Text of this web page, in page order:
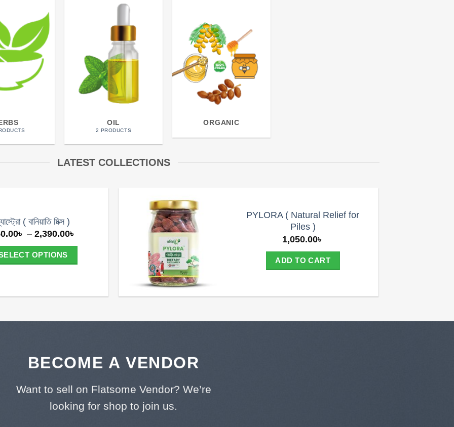
OIL
2 PRODUCTS
ORGANIC
LATEST COLLECTIONS
( বানিয়াতি মিক্স )
৳ – 2,390.00৳
OPTIONS
options
be
chosen
PYLORA ( Natural Relief for
Piles )
1,050.00৳
ADD TO CART
BECOME A VENDOR
Want to sell on Flatsome Vendor? We’re
looking for shop to join us.